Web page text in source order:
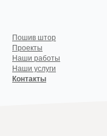
Пошив штор
Проекты
Наши работы
Наши услуги
Контакты